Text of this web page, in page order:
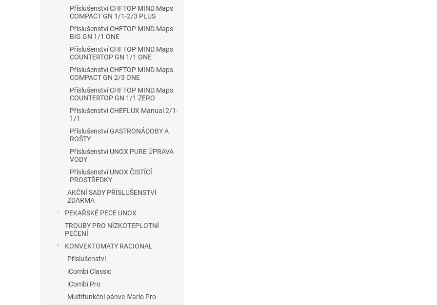
Příslušenství CHFTOP MIND.Maps
COMPACT GN 1/1-2/3 PLUS
Příslušenství CHFTOP MIND.Maps
BIG GN 1/1 ONE
Příslušenství CHFTOP MIND.Maps
COUNTERTOP GN 1/1 ONE
Příslušenství CHFTOP MIND.Maps
COMPACT GN 2/3 ONE
Příslušenství CHFTOP MIND.Maps
COUNTERTOP GN 1/1 ZERO
Příslušenství CHEFLUX Manual 2/1-
1/1
Příslušenství GASTRONÁDOBY A
ROŠTY
Příslušenství UNOX PURE ÚPRAVA
VODY
Příslušenství UNOX ČISTÍCÍ
PROSTŘEDKY
AKČNÍ SADY PŘÍSLUŠENSTVÍ
ZDARMA
PEKAŘSKÉ PECE UNOX
TROUBY PRO NÍZKOTEPLOTNÍ
PEČENÍ
KONVEKTOMATY RACIONAL
Příslušenství
iCombi Classic
iCombi Pro
Multifunkční pánve iVario Pro